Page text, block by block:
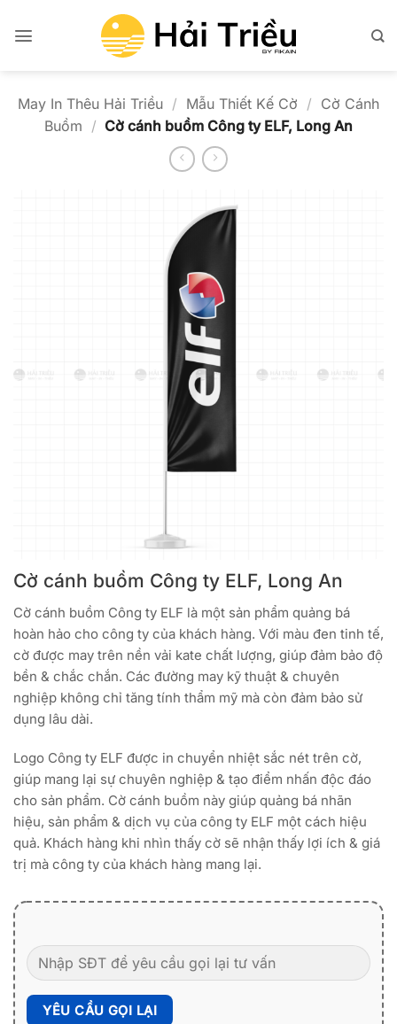
qua
May In Thêu Hải Triều / Mẫu Thiết Kế Cờ / Cờ Cánh
Buồm / Cờ cánh buồm Công ty ELF, Long An
Cờ cánh buồm Công ty ELF, Long An
Cờ cánh buồm Công ty ELF là một sản phẩm quảng bá
hoàn hảo cho công ty của khách hàng. Với màu đen tinh tế,
cờ được may trên nền vải kate chất lượng, giúp đảm bảo độ
bền & chắc chắn. Các đường may kỹ thuật & chuyên
nghiệp không chỉ tăng tính thẩm mỹ mà còn đảm bảo sử
dụng lâu dài.
Logo Công ty ELF được in chuyển nhiệt sắc nét trên cờ,
giúp mang lại sự chuyên nghiệp & tạo điểm nhấn độc đáo
cho sản phẩm. Cờ cánh buồm này giúp quảng bá nhãn
hiệu, sản phẩm & dịch vụ của công ty ELF một cách hiệu
quả. Khách hàng khi nhìn thấy cờ sẽ nhận thấy lợi ích & giá
trị mà công ty của khách hàng mang lại.